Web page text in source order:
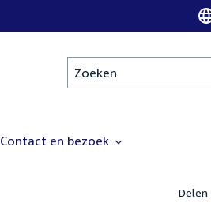
Zoeken
Contact en bezoek
Delen